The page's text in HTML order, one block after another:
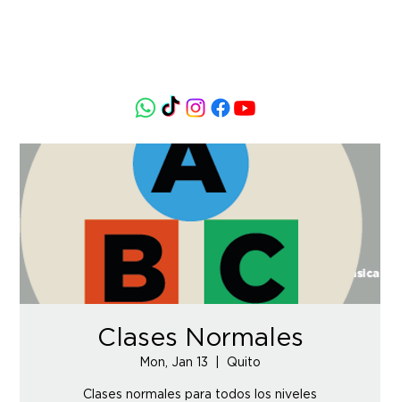
Clases Normales
Mon, Jan 13 Quito
Clases normales para todos los niveles